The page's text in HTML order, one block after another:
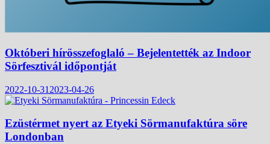
Októberi hírösszefoglaló – Bejelentették az Indoor
Sörfesztivál időpontját
2022-10-31 2023-04-26
Ezüstérmet nyert az Etyeki Sörmanufaktúra söre
Londonban